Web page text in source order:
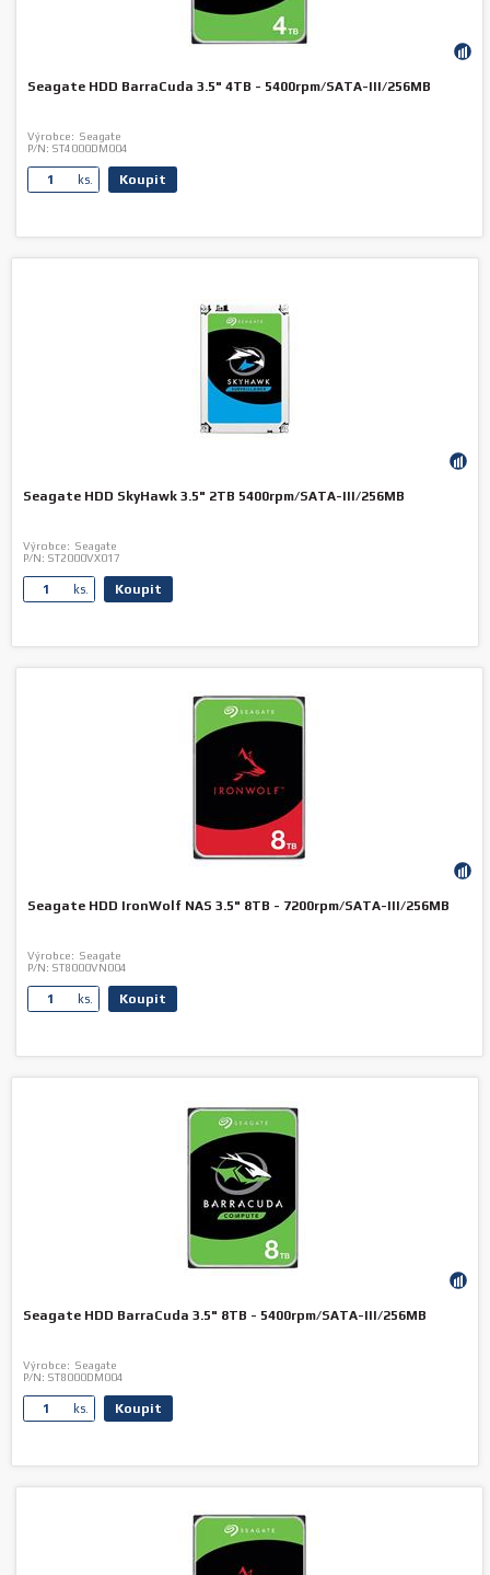
Seagate HDD BarraCuda 3.5" 4TB - 5400rpm/SATA-III/256MB
Výrobce: Seagate
P/N: ST4000DM004
ks. Koupit
Seagate HDD SkyHawk 3.5" 2TB 5400rpm/SATA-III/256MB
Výrobce: Seagate
P/N: ST2000VX017
ks. Koupit
Seagate HDD IronWolf NAS 3.5" 8TB - 7200rpm/SATA-III/256MB
Výrobce: Seagate
P/N: ST8000VN004
ks. Koupit
Seagate HDD BarraCuda 3.5" 8TB - 5400rpm/SATA-III/256MB
Výrobce: Seagate
P/N: ST8000DM004
ks. Koupit